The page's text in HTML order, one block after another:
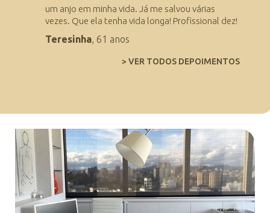
um anjo em minha vida. Já me salvou várias
vezes. Que ela tenha vida longa! Profissional dez!
Teresinha, 61 anos
> VER TODOS DEPOIMENTOS